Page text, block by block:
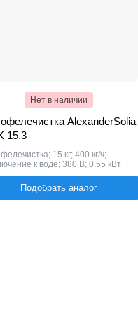
Нет в наличии
AlexanderSolia
15.3
15 кг; 400 кг/ч;
к воде; 380 В; 0.55 кВт
Подобрать аналог